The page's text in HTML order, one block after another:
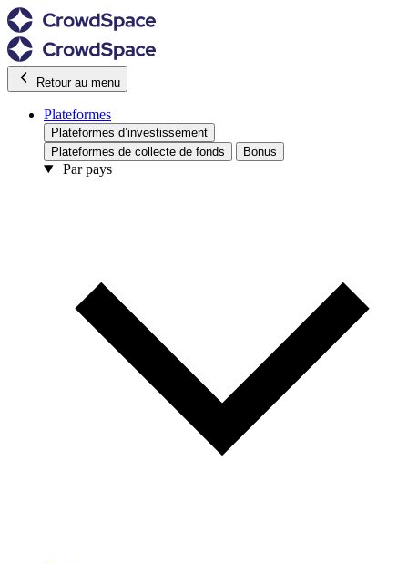
Retour au menu
Plateformes
Plateformes d’investissement
Plateformes de collecte de fonds
Bonus
Par pays